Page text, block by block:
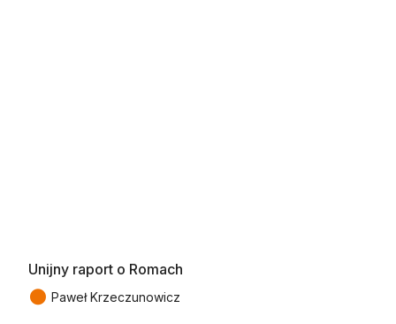
Unijny raport o Romach
● Paweł Krzeczunowicz